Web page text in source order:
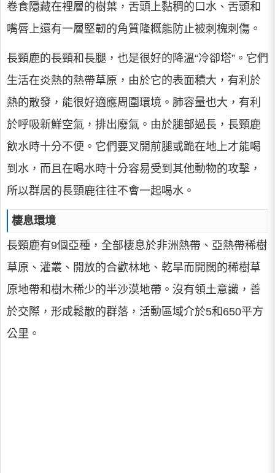
卷食隱藏在裡層的樹葉，舌頭上黏稠的口水、舌頭和
嘴唇上還有一層堅韌的角質隆概能防止被刺槐刺傷。
長頸鹿的長頸和長腿，也是很好的降溫“冷卻塔”。它們
生活在炎熱的熱帶草原，由於它的表面積大，有利於
熱的散發，能很好適應周圍環境。肺容量也大，有利
於呼吸新鮮空氣，排出廢氣。由於腿部過長，長頸鹿
飲水時十分不便。它們要叉開前腿或跪在地上才能喝
到水，而且在喝水時十分容易受到其他動物的攻擊，
所以群居的長頸鹿往往不會一起喝水。
棲息環境
長頸鹿有9個亞種，全部棲息於非洲熱帶、亞熱帶稀樹
草原、灌叢、開放的合歡林地、乾旱而開闊的稀樹草
原地帶和樹木稀少的半沙漠地帶。沒有領土意識，善
於交際，形成鬆散的群落，活動區域介於5和650平方
公里。